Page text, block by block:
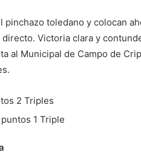
toledano y colocan
Victoria clara y
al Municipal de Campo de
2 Triples
1 Triple